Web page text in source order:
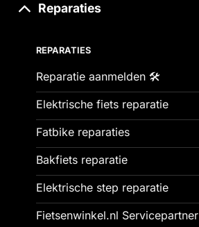
Reparaties
REPARATIES
Reparatie aanmelden 🛠️
Elektrische fiets reparatie
Fatbike reparaties
Bakfiets reparatie
Elektrische step reparatie
Fietsenwinkel.nl Servicepartner